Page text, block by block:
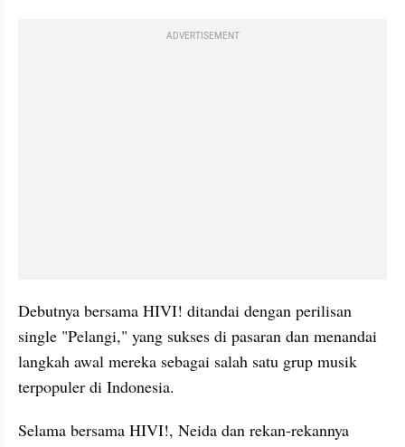
ADVERTISEMENT
Debutnya bersama HIVI! ditandai dengan perilisan
single "Pelangi," yang sukses di pasaran dan menandai
langkah awal mereka sebagai salah satu grup musik
terpopuler di Indonesia.
Selama bersama HIVI!, Neida dan rekan-rekannya